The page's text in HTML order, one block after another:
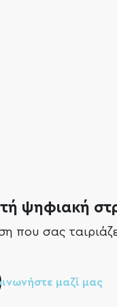
ψηφιακή
που σας
μαζί μας